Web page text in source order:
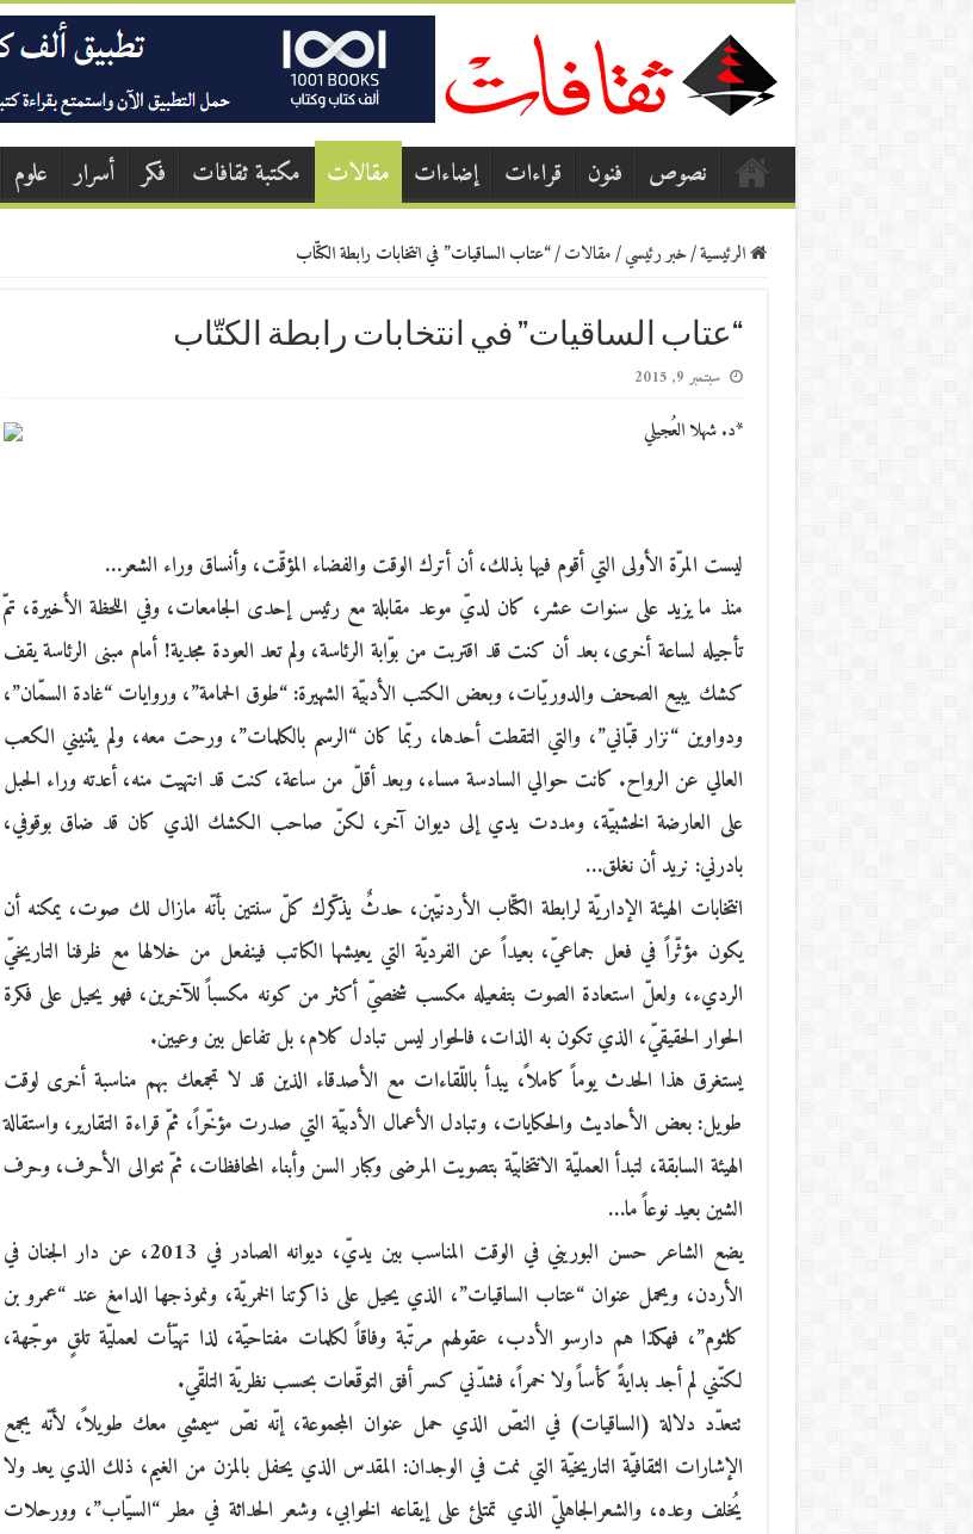
نصوص فنون قراءات إضاءات مقالات مكتبة ثقافات فكر أسرار علوم
الرئيسية/خبر رئيسي/مقالات/“عتاب الساقيات” في انتخابات رابطة الكتّاب
“عتاب الساقيات” في انتخابات رابطة الكتّاب
سبتمبر 9, 2015
*د. شهلا العُجيلي
ليست المرّة الأولى التي أقوم فيها بذلك، أن أترك الوقت والفضاء المؤقّت، وأنساق وراء الشعر…
منذ ما يزيد على سنوات عشر، كان لديّ موعد مقابلة مع رئيس إحدى الجامعات، وفي اللحظة الأخيرة، تمّ
تأجيله لساعة أخرى، بعد أن كنت قد اقتربت من بوّابة الرئاسة، ولم تعد العودة مجدية! أمام مبنى الرئاسة يقف
كشك يبيع الصحف والدوريّات، وبعض الكتب الأدبيّة الشهيرة: “طوق الحمامة”، وروايات “غادة السمّان”،
ودواوين “نزار قبّاني”، والتي التقطت أحدها، ربّما كان “الرسم بالكلمات”، ورحت معه، ولم يثنيني الكعب
العالي عن الرواح. كانت حوالي السادسة مساء، وبعد أقلّ من ساعة، كنت قد انتهيت منه، أعدته وراء الحبل
على العارضة الخشبيّة، ومددت يدي إلى ديوان آخر، لكنّ صاحب الكشك الذي كان قد ضاق بوقوفي،
بادرني: نريد أن نغلق…
انتخابات الهيئة الإداريّة لرابطة الكتّاب الأردنيّين، حدثٌ يذكّرك كلّ سنتين بأنّه مازال لك صوت، يمكنه أن
يكون مؤثّراً في فعل جماعيّ، بعيداً عن الفرديّة التي يعيشها الكاتب فينفعل من خلالها مع ظرفنا التاريخيّ
الرديء، ولعلّ استعادة الصوت بتفعيله مكسب شخصيّ أكثر من كونه مكسباً للآخرين، فهو يحيل على فكرة
الحوار الحقيقيّ، الذي تكون به الذات، فالحوار ليس تبادل كلام، بل تفاعل بين وعيين.
يستغرق هذا الحدث يوماً كاملاً، يبدأ باللّقاءات مع الأصدقاء الذين قد لا تجمعك بهم مناسبة أخرى لوقت
طويل: بعض الأحاديث والحكايات، وتبادل الأعمال الأدبيّة التي صدرت مؤخّراً، ثمّ قراءة التقارير، واستقالة
الهيئة السابقة، لتبدأ العمليّة الانتخابيّة بتصويت المرضى وكبار السن وأبناء المحافظات، ثمّ تتوالى الأحرف، وحرف
الشين بعيد نوعاً ما…
يضع الشاعر حسن البوريني في الوقت المناسب بين يديّ، ديوانه الصادر في 2013، عن دار الجنان في
الأردن، ويحمل عنوان “عتاب الساقيات”، الذي يحيل على ذاكرتنا الخمريّة، ونموذجها الدامغ عند “عمرو بن
كلثوم”، فهكذا هم دارسو الأدب، عقولهم مرتّبة وفاقاً لكلمات مفتاحيّة، لذا تهيّأت لعمليّة تلقٍ موجّهة،
لكنّني لم أجد بدايةً كأساً ولا خمراً، فشدّني كسر أفق التوقّعات بحسب نظريّة التلقّي.
تتعدّد دلالة (الساقيات) في النصّ الذي حمل عنوان المجموعة، إنّه نصّ سيمشي معك طويلاً، لأنّه يجمع
الإشارات الثقافيّة التاريخيّة التي نمت في الوجدان: المقدس الذي يحفل بالمزن من الغيم، ذلك الذي يعد ولا
يُخلف وعده، والشعرالجاهليّ الذي تمتلئ على إيقاعه الخوابي، وشعر الحداثة في مطر “السيّاب”، وورحلات